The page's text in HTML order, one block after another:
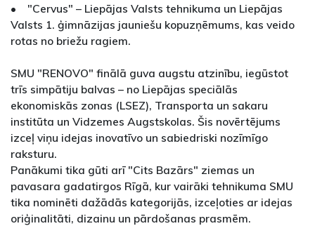
• "Cervus" – Liepājas Valsts tehnikuma un Liepājas
Valsts 1. ģimnāzijas jauniešu kopuzņēmums, kas veido
rotas no briežu ragiem.
SMU "RENOVO" finālā guva augstu atzinību, iegūstot
trīs simpātiju balvas – no Liepājas speciālās
ekonomiskās zonas (LSEZ), Transporta un sakaru
institūta un Vidzemes Augstskolas. Šis novērtējums
izceļ viņu idejas inovatīvo un sabiedriski nozīmīgo
raksturu.
Panākumi tika gūti arī "Cits Bazārs" ziemas un
pavasara gadatirgos Rīgā, kur vairāki tehnikuma SMU
tika nominēti dažādās kategorijās, izceļoties ar idejas
oriģinalitāti, dizainu un pārdošanas prasmēm.